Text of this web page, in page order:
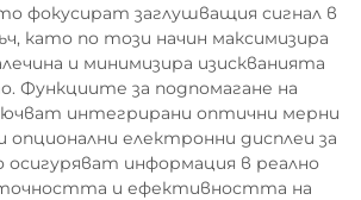
фокусират заглушващия сигнал в
като по този начин максимизира
и минимизира изискванията
Функциите за подпомагане на
интегрирани оптични мерни
опционални електронни дисплеи за
осигуряват информация в реално
и ефективността на